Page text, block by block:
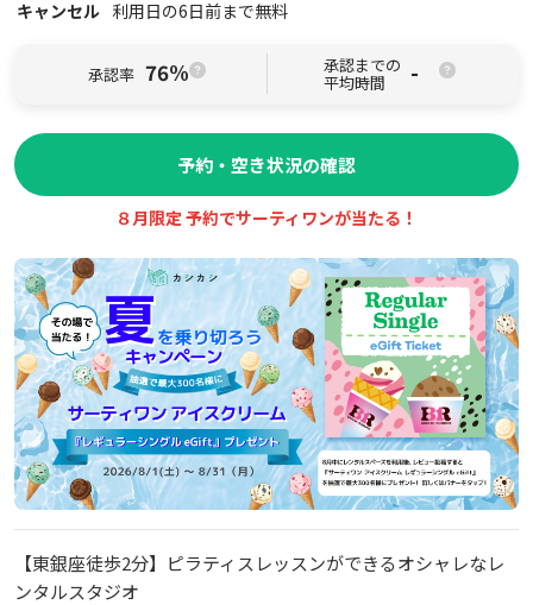
キャンセル 利用日の6日前まで無料
承認率 76% 承認までの
平均時間 -
予約・空き状況の確認
８月限定 予約でサーティワンが当たる！
【東銀座徒歩2分】ピラティスレッスンができるオシャレなレ
ンタルスタジオ